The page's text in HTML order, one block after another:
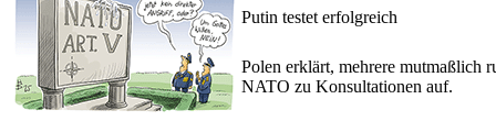
Putin testet erfolgreich
Polen erklärt, mehrere mutmaßlich
NATO zu Konsultationen auf.